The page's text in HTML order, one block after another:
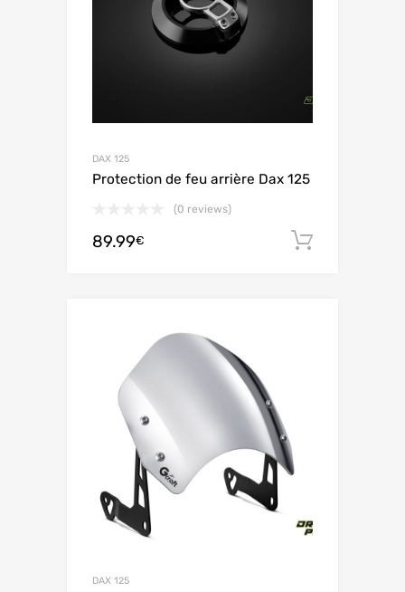
DAX 125
Protection de feu arrière Dax 125
(0 reviews)
89.99€
DAX 125